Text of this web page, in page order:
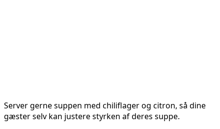
Server gerne suppen med chiliflager og citron, så dine
gæster selv kan justere styrken af deres suppe.